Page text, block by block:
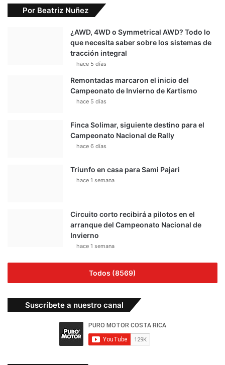
Por Beatriz Nuñez
¿AWD, 4WD o Symmetrical AWD? Todo lo
que necesita saber sobre los sistemas de
tracción integral
hace 5 días
Remontadas marcaron el inicio del
Campeonato de Invierno de Kartismo
hace 5 días
Finca Solimar, siguiente destino para el
Campeonato Nacional de Rally
hace 6 días
Triunfo en casa para Sami Pajari
hace 1 semana
Circuito corto recibirá a pilotos en el
arranque del Campeonato Nacional de
Invierno
hace 1 semana
Todos (8569)
Suscríbete a nuestro canal